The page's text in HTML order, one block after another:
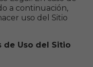
a continuación,
uso del Sitio
de Uso del Sitio